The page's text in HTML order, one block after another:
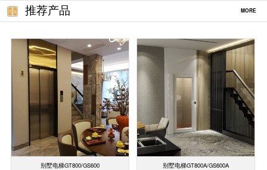
推荐产品 MORE
别墅电梯GT800/GS600 别墅电梯GT800A/GS600A